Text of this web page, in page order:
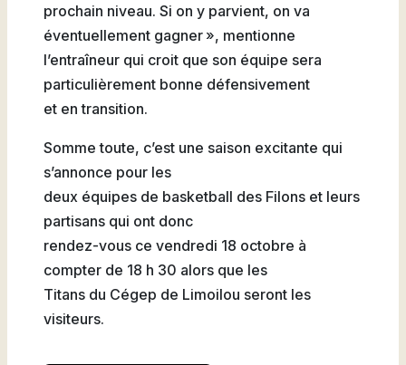
prochain niveau. Si on y parvient, on va
éventuellement gagner », mentionne
l’entraîneur qui croit que son équipe sera
particulièrement bonne défensivement
et en transition.
Somme toute, c’est une saison excitante qui
s’annonce pour les
deux équipes de basketball des Filons et leurs
partisans qui ont donc
rendez-vous ce vendredi 18 octobre à
compter de 18 h 30 alors que les
Titans du Cégep de Limoilou seront les
visiteurs.